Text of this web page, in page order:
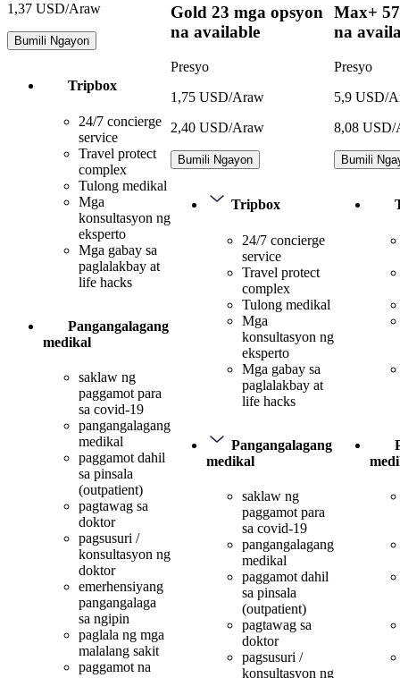
1,37 USD/Araw
Bumili Ngayon
Tripbox
24/7 concierge
service
Travel protect
complex
Tulong medikal
Mga
konsultasyon ng
eksperto
Mga gabay sa
paglalakbay at
life hacks
Pangangalagang
medikal
saklaw ng
paggamot para
sa covid-19
pangangalagang
medikal
paggamot dahil
sa pinsala
(outpatient)
pagtawag sa
doktor
pagsusuri /
konsultasyon ng
doktor
emerhensiyang
pangangalaga
sa ngipin
paglala ng mga
malalang sakit
paggamot na
Gold 23 mga opsyon
na available
Presyo
1,75 USD/Araw
2,40 USD/Araw
Bumili Ngayon
Tripbox
24/7 concierge
service
Travel protect
complex
Tulong medikal
Mga
konsultasyon ng
eksperto
Mga gabay sa
paglalakbay at
life hacks
Pangangalagang
medikal
saklaw ng
paggamot para
sa covid-19
pangangalagang
medikal
paggamot dahil
sa pinsala
(outpatient)
pagtawag sa
doktor
pagsusuri /
konsultasyon ng
Max+
na
Presyo
5,9 USD/
8,08 USD/
Bumili